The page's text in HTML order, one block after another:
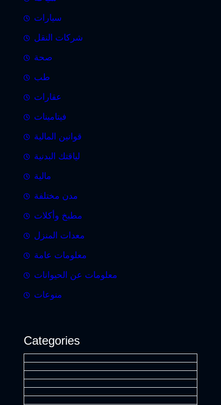
سيارات
شركات النقل
صحة
طب
عقارات
فيتامينات
قوانين المالية
لياقتك البدنية
مالية
مدن مختلفة
مطبخ وأكلات
معدات المنزل
معلومات عامة
معلومات عن الحيوانات
منوعات
Categories